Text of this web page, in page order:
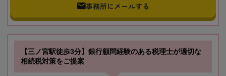
事務所にメールする
【三ノ宮駅徒歩3分】銀行顧問経験のある税理士が適切な
相続税対策をご提案